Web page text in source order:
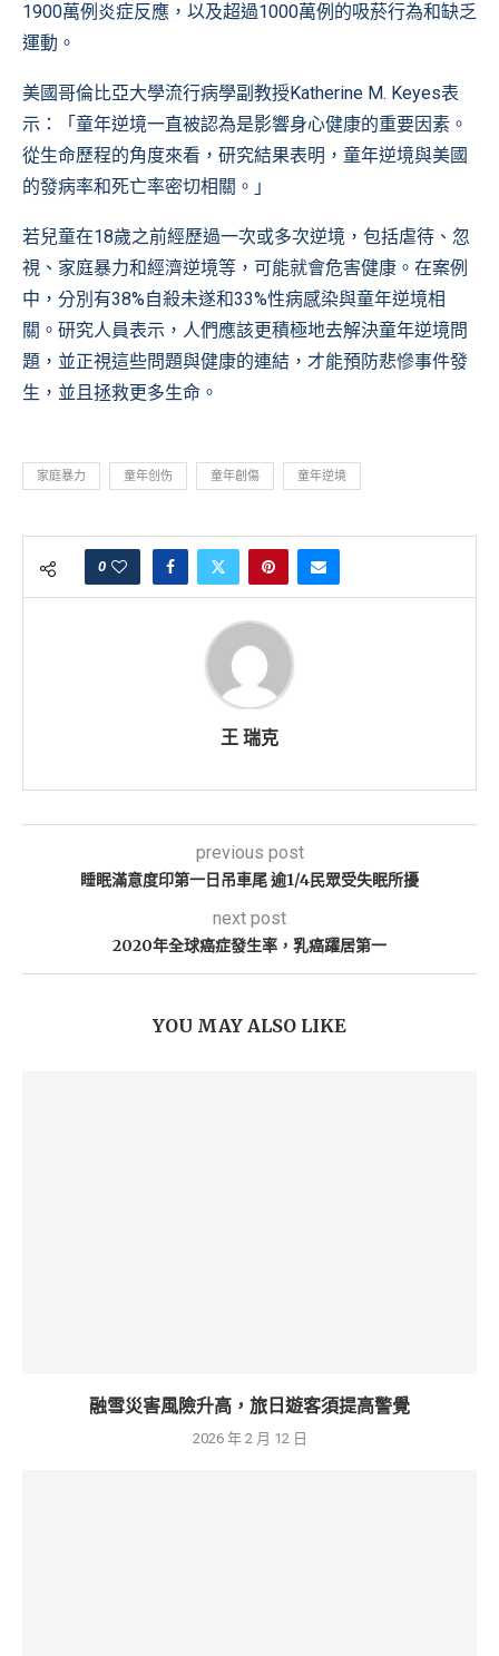
1900萬例炎症反應，以及超過1000萬例的吸菸行為和缺乏
運動。
美國哥倫比亞大學流行病學副教授Katherine M. Keyes表
示：「童年逆境一直被認為是影響身心健康的重要因素。
從生命歷程的角度來看，研究結果表明，童年逆境與美國
的發病率和死亡率密切相關。」
若兒童在18歲之前經歷過一次或多次逆境，包括虐待、忽
視、家庭暴力和經濟逆境等，可能就會危害健康。在案例
中，分別有38%自殺未遂和33%性病感染與童年逆境相
關。研究人員表示，人們應該更積極地去解決童年逆境問
題，並正視這些問題與健康的連結，才能預防悲慘事件發
生，並且拯救更多生命。
家庭暴力 童年创伤 童年創傷 童年逆境
0
王 瑞克
previous post
睡眠滿意度印第一日吊車尾 逾1/4民眾受失眠所擾
next post
2020年全球癌症發生率，乳癌躍居第一
YOU MAY ALSO LIKE
融雪災害風險升高，旅日遊客須提高警覺
2026 年 2 月 12 日